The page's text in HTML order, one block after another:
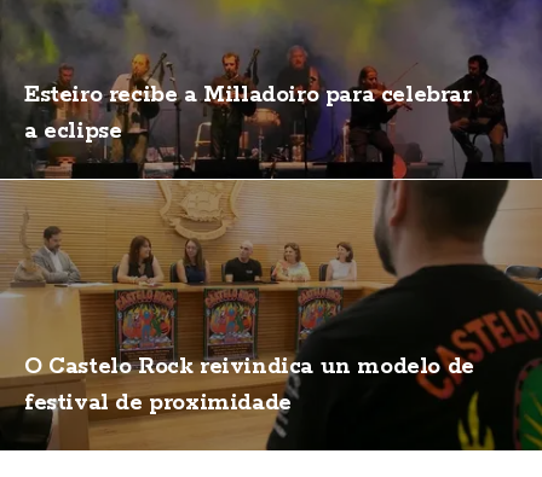
Esteiro recibe a Milladoiro para celebrar
a eclipse
O Castelo Rock reivindica un modelo de
festival de proximidade